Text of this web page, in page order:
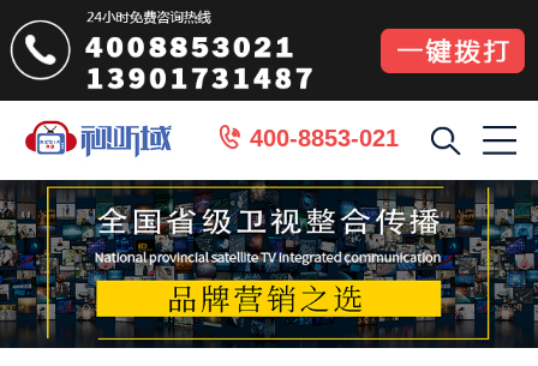
 400-8853-021